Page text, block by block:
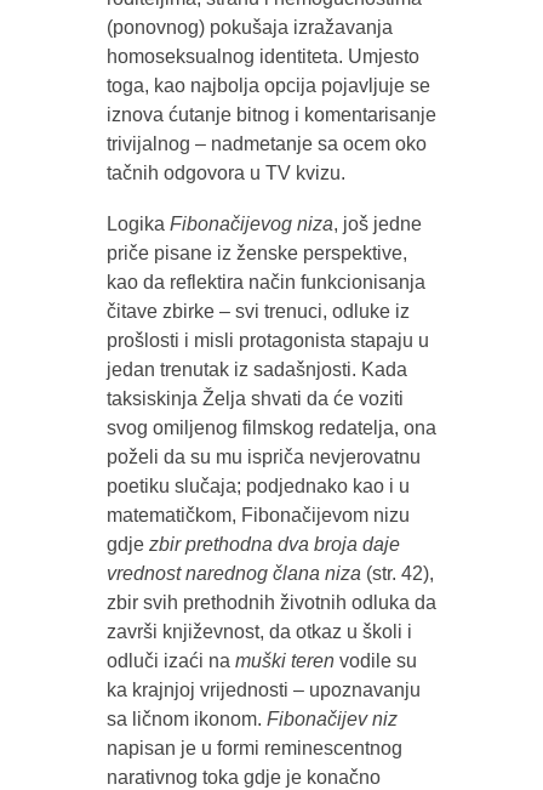
(ponovnog) pokušaja izražavanja
homoseksualnog identiteta. Umjesto
toga, kao najbolja opcija pojavljuje se
iznova ćutanje bitnog i komentarisanje
trivijalnog – nadmetanje sa ocem oko
tačnih odgovora u TV kvizu.
Logika Fibonačijevog niza, još jedne
priče pisane iz ženske perspektive,
kao da reflektira način funkcionisanja
čitave zbirke – svi trenuci, odluke iz
prošlosti i misli protagonista stapaju u
jedan trenutak iz sadašnjosti. Kada
taksiskinja Želja shvati da će voziti
svog omiljenog filmskog redatelja, ona
poželi da su mu ispriča nevjerovatnu
poetiku slučaja; podjednako kao i u
matematičkom, Fibonačijevom nizu
gdje zbir prethodna dva broja daje
vrednost narednog člana niza (str. 42),
zbir svih prethodnih životnih odluka da
završi književnost, da otkaz u školi i
odluči izaći na muški teren vodile su
ka krajnjoj vrijednosti – upoznavanju
sa ličnom ikonom. Fibonačijev niz
napisan je u formi reminescentnog
narativnog toka gdje je konačno